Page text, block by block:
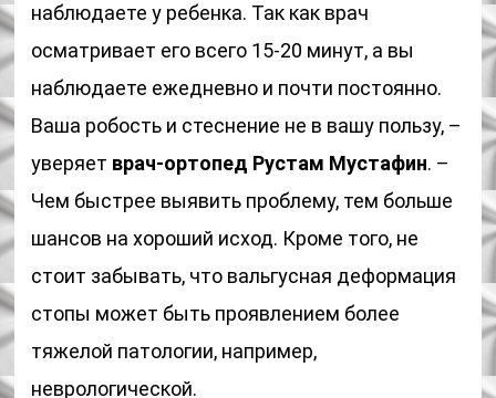
наблюдаете у ребенка. Так как врач
осматривает его всего 15-20 минут, а вы
наблюдаете ежедневно и почти постоянно.
Ваша робость и стеснение не в вашу пользу, –
уверяет врач-ортопед Рустам Мустафин. –
Чем быстрее выявить проблему, тем больше
шансов на хороший исход. Кроме того, не
стоит забывать, что вальгусная деформация
стопы может быть проявлением более
тяжелой патологии, например,
неврологической.